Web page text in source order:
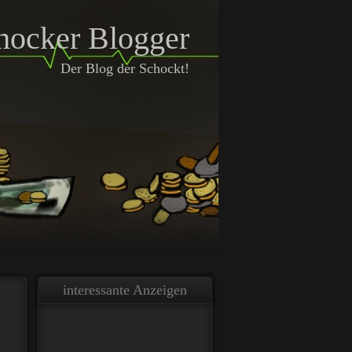
Blogger
Der Blog der Schockt!
interessante Anzeigen